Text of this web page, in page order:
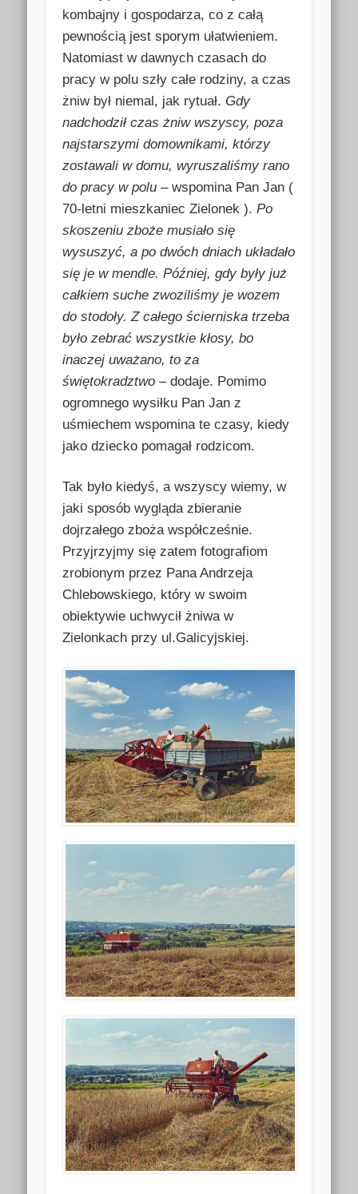
kombajny i gospodarza, co z całą
pewnością jest sporym ułatwieniem.
Natomiast w dawnych czasach do
pracy w polu szły całe rodziny, a czas
żniw był niemal, jak rytuał. Gdy
nadchodził czas żniw wszyscy, poza
najstarszymi domownikami, którzy
zostawali w domu, wyruszaliśmy rano
do pracy w polu – wspomina Pan Jan (
70-letni mieszkaniec Zielonek ).Po
skoszeniu zboże musiało się
wysuszyć, a po dwóch dniach układało
się je w mendle. Później, gdy były już
całkiem suche zwoziliśmy je wozem
do stodoły. Z całego ścierniska trzeba
było zebrać wszystkie kłosy, bo
inaczej uważano, to za
świętokradztwo – dodaje. Pomimo
ogromnego wysiłku Pan Jan z
uśmiechem wspomina te czasy, kiedy
jako dziecko pomagał rodzicom.
Tak było kiedyś, a wszyscy wiemy, w
jaki sposób wygląda zbieranie
dojrzałego zboża współcześnie.
Przyjrzyjmy się zatem fotografiom
zrobionym przez Pana Andrzeja
Chlebowskiego, który w swoim
obiektywie uchwycił żniwa w
Zielonkach przy ul.Galicyjskiej.